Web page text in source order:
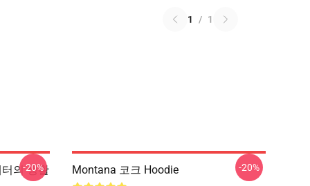
1 / 1
터의 생활
-20% Montana 코크 Hoodie -20%